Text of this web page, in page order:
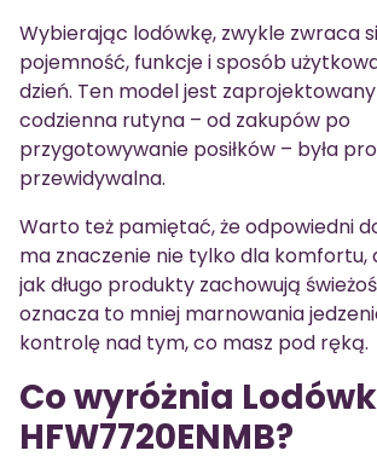
Wybierając lodówkę, zwykle zwraca
pojemność, funkcje i sposób
dzień. Ten model jest
codzienna rutyna – od zakupów po
przygotowywanie posiłków – była
przewidywalna.
Warto też pamiętać, że odpowiedni
ma znaczenie nie tylko dla komfortu,
jak długo produkty zachowują
oznacza to mniej marnowania
kontrolę nad tym, co masz pod ręką.
Co wyróżnia
HFW7720ENMB?